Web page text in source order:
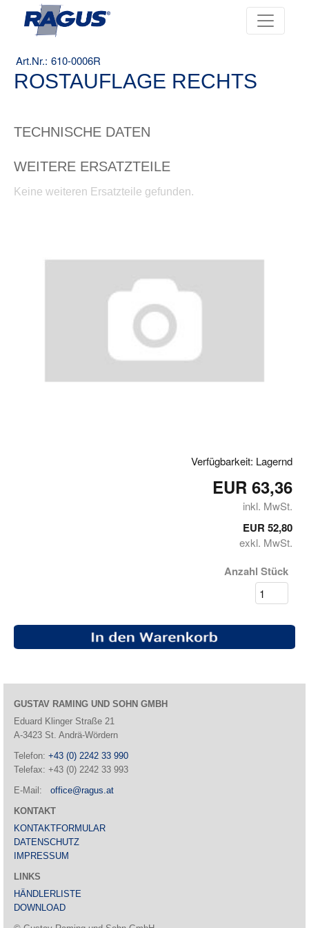
610-0006R
ROSTAUFLAGE RECHTS
TECHNISCHE DATEN
WEITERE ERSATZTEILE
Keine weiteren Ersatzteile gefunden.
Verfügbarkeit: Lagernd
EUR 63,36
inkl. MwSt.
EUR 52,80
exkl. MwSt.
Anzahl Stück
GUSTAV RAMING UND SOHN GMBH
Eduard Klinger Straße 21
A-3423 St. Andrä-Wördern
Telefon: +43 (0) 2242 33 990
Telefax: +43 (0) 2242 33 993
E-Mail: office@ragus.at
KONTAKT
KONTAKTFORMULAR
DATENSCHUTZ
IMPRESSUM
LINKS
HÄNDLERLISTE
DOWNLOAD